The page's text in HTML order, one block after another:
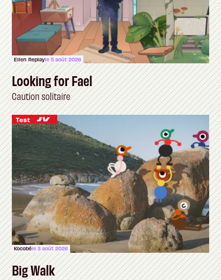
Ellen Replayle 5 août 2026
Looking for Fael
Caution solitaire
Test
Kocobéle 3 août 2026
Big Walk